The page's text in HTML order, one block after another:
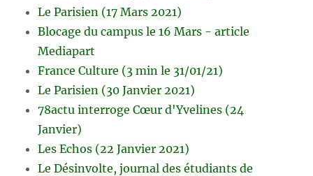
Le Parisien (17 Mars 2021)
Blocage du campus le 16 Mars - article
Mediapart
France Culture (3 min le 31/01/21)
Le Parisien (30 Janvier 2021)
78actu interroge Cœur d'Yvelines (24
Janvier)
Les Echos (22 Janvier 2021)
Le Désinvolte, journal des étudiants de